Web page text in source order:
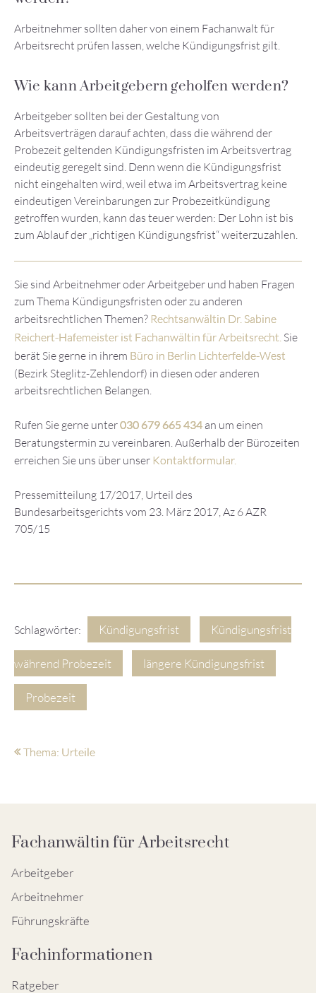
Arbeitnehmer sollten daher von einem Fachanwalt für
Arbeitsrecht prüfen lassen, welche Kündigungsfrist gilt.
Wie kann Arbeitgebern geholfen werden?
Arbeitgeber sollten bei der Gestaltung von
Arbeitsverträgen darauf achten, dass die während der
Probezeit geltenden Kündigungsfristen im Arbeitsvertrag
eindeutig geregelt sind. Denn wenn die Kündigungsfrist
nicht eingehalten wird, weil etwa im Arbeitsvertrag keine
eindeutigen Vereinbarungen zur Probezeitkündigung
getroffen wurden, kann das teuer werden: Der Lohn ist bis
zum Ablauf der „richtigen Kündigungsfrist“ weiterzuzahlen.
Sie sind Arbeitnehmer oder Arbeitgeber und haben Fragen
zum Thema Kündigungsfristen oder zu anderen
arbeitsrechtlichen Themen? Rechtsanwältin Dr. Sabine
Reichert-Hafemeister ist Fachanwältin für Arbeitsrecht. Sie
berät Sie gerne in ihrem Büro in Berlin Lichterfelde-West
(Bezirk Steglitz-Zehlendorf) in diesen oder anderen
arbeitsrechtlichen Belangen.
Rufen Sie gerne unter030 679 665 434 an um einen
Beratungstermin zu vereinbaren. Außerhalb der Bürozeiten
erreichen Sie uns über unser Kontaktformular.
Pressemitteilung 17/2017, Urteil des
Bundesarbeitsgerichts vom 23. März 2017, Az 6 AZR
705/15
Schlagwörter: Kündigungsfrist Kündigungsfrist
während Probezeit längere Kündigungsfrist
Probezeit
Thema: Urteile
Fachanwältin für Arbeitsrecht
Arbeitgeber
Arbeitnehmer
Führungskräfte
Fachinformationen
Ratgeber